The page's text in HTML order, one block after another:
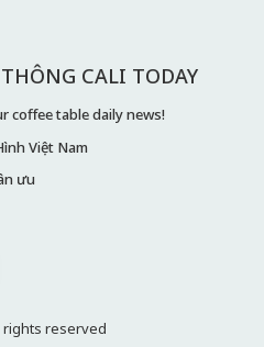
CALI TODAY
coffee table daily news!
Việt Nam
ưu
reserved